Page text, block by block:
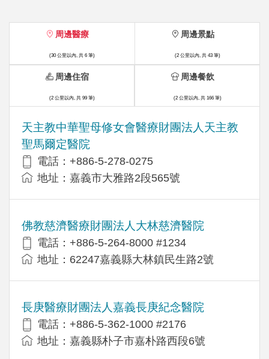
周邊醫療
(30 公里以內, 共 6 筆)
天主教中華聖母修女會醫療財團法人天主教
聖馬爾定醫院
電話：+886-5-278-0275
地址：嘉義市大雅路2段565號
佛教慈濟醫療財團法人大林慈濟醫院
電話：+886-5-264-8000 #1234
地址：62247嘉義縣大林鎮民生路2號
長庚醫療財團法人嘉義長庚紀念醫院
電話：+886-5-362-1000 #2176
地址：嘉義縣朴子市嘉朴路西段6號
周邊景點
(2 公里以內, 共 43 筆)
周邊住宿
(2 公里以內, 共 99 筆)
周邊餐飲
(2 公里以內, 共 166 筆)